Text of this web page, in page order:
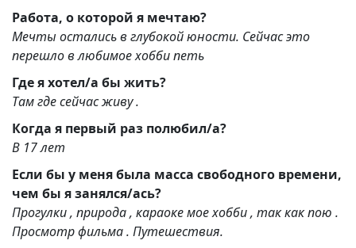
Работа, о которой я мечтаю?
Мечты остались в глубокой юности. Сейчас это
перешло в любимое хобби петь
Где я хотел/а бы жить?
Там где сейчас живу .
Когда я первый раз полюбил/а?
В 17 лет
Если бы у меня была масса свободного времени,
чем бы я занялся/ась?
Прогулки , природа , караоке мое хобби , так как пою .
Просмотр фильма . Путешествия.